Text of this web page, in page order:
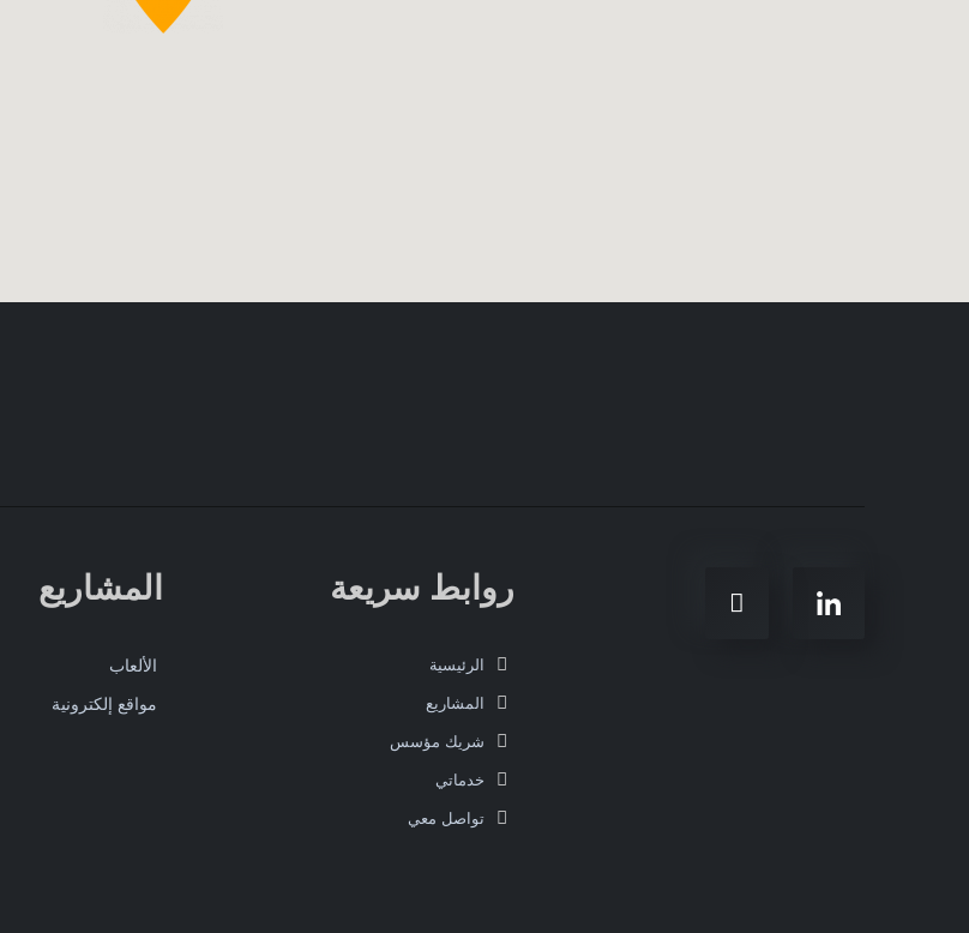
روابط سريعة
الرئيسية
المشاريع
شريك مؤسس
خدماتي
تواصل معي
المشاريع
الألعاب
مواقع إلكترونية